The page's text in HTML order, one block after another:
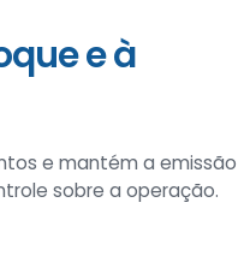
e à
e mantém a emissão
sobre a operação.